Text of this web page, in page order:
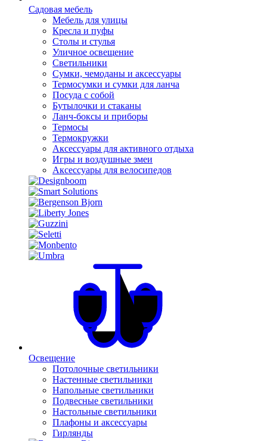
Садовая мебель
Мебель для улицы
Кресла и пуфы
Столы и стулья
Уличное освещение
Светильники
Сумки, чемоданы и аксессуары
Термосумки и сумки для ланча
Посуда с собой
Бутылочки и стаканы
Ланч-боксы и приборы
Термосы
Термокружки
Аксессуары для активного отдыха
Игры и воздушные змеи
Аксессуары для велосипедов
Освещение
Потолочные светильники
Настенные светильники
Напольные светильники
Подвесные светильники
Настольные светильники
Плафоны и аксессуары
Гирлянды